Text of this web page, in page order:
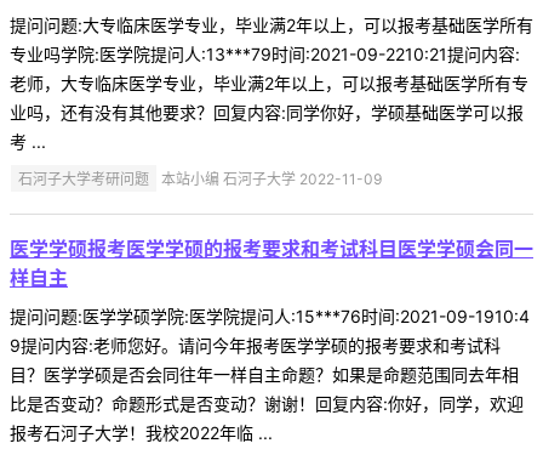
提问问题:大专临床医学专业，毕业满2年以上，可以报考基础医学所有
专业吗学院:医学院提问人:13***79时间:2021-09-2210:21提问内容:
老师，大专临床医学专业，毕业满2年以上，可以报考基础医学所有专
业吗，还有没有其他要求？回复内容:同学你好，学硕基础医学可以报
考 ...
石河子大学考研问题 本站小编 石河子大学 2022-11-09
医学学硕报考医学学硕的报考要求和考试科目医学学硕会同一
样自主
提问问题:医学学硕学院:医学院提问人:15***76时间:2021-09-1910:4
9提问内容:老师您好。请问今年报考医学学硕的报考要求和考试科
目？医学学硕是否会同往年一样自主命题？如果是命题范围同去年相
比是否变动？命题形式是否变动？谢谢！回复内容:你好，同学，欢迎
报考石河子大学！我校2022年临 ...